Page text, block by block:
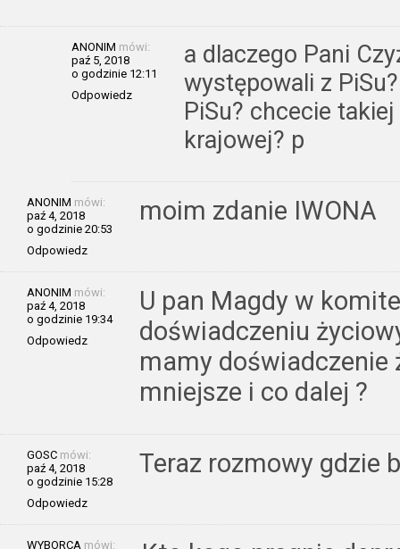
ANONIM mówi:
paź 5, 2018
o godzinie 12:11
Odpowiedz
a dlaczego Pani
występowali z
PiSu? chcecie
krajowej? p
ANONIM mówi:
paź 4, 2018
o godzinie 20:53
Odpowiedz
moim zdanie IWONA
ANONIM mówi:
paź 4, 2018
o godzinie 19:34
Odpowiedz
U pan Magdy w
doświadczeniu
mamy doświadczenie
mniejsze i co dalej ?
GOSC mówi:
paź 4, 2018
o godzinie 15:28
Odpowiedz
Teraz rozmowy gdzie
WYBORCA mówi: